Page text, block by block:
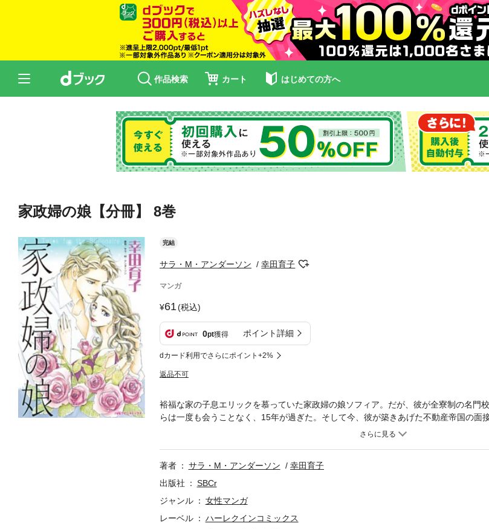
作品検索 カート はじめての方へ
家政婦の娘【分冊】 8巻
完結
サラ・M・アンダーソン 幸田育子
マンガ
61(税込)
0pt獲得 ポイント詳細
dカード利用でさらにポイント+2%
返品不可
裕福な家の子息エリックを慕っていた家政婦の娘ソフィア。だが、彼が全寮制の名門
らは一度も会うことなく、15年が過ぎた。そして今、彼が築きあげた不動産帝国の面
とつで幼い双子を育てるためにも、この仕事にどうしてもつきたい。見事、採用され
著者 サラ・M・アンダーソン
幸田育子
出版社
SBCr
ジャンル
女性マンガ
レーベル
ハーレクインコミックス